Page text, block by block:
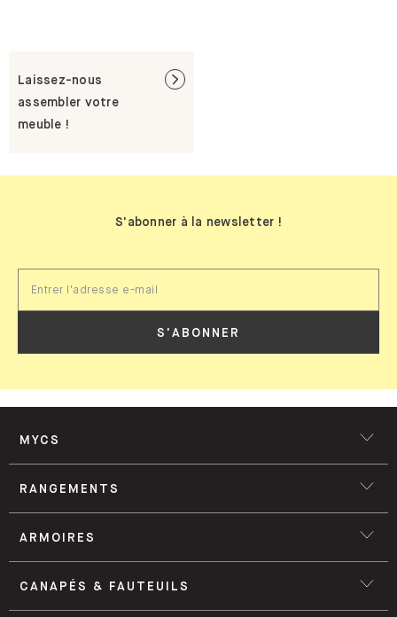
Laissez-nous
assembler votre
meuble !
S'abonner à la newsletter !
S'ABONNER
MYCS
RANGEMENTS
ARMOIRES
CANAPÉS & FAUTEUILS